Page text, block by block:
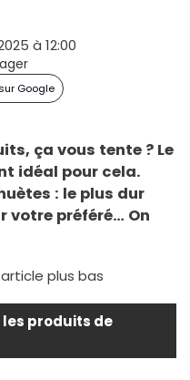
à 12:00
Google
ça vous tente ? Le
idéal pour cela.
: le plus dur
votre préféré… On
plus bas
les produits de